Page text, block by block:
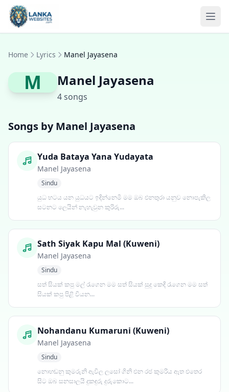
Skip to content
Home Lyrics Manel Jayasena
M Manel Jayasena
4 songs
Songs by Manel Jayasena
Yuda Bataya Yana Yudayata
Manel Jayasena
Sindu
යුධ භටය යන යුධයට ඉඳින්නෙමි මම ඔබ එනතුරා යනුව නොපැකිල
සටනට ලෙයින් නැහැවුන කුරිරු...
Sath Siyak Kapu Mal (Kuweni)
Manel Jayasena
Sindu
සත් සියක් කපු මල් රැගෙන මම සත් සියක් සුදු කෙඳි රැගෙන මම සත්
සියක් කපු පිළි වියන...
Nohandanu Kumaruni (Kuweni)
Manel Jayasena
Sindu
නොහඬනු කුමරුනි ඇවිල ලසෝ ගිනි එන රජ කුමරිය ඈත එතෙර
සිට ඔබ සනසාලයි දුකඳුරු දුරුකොට...